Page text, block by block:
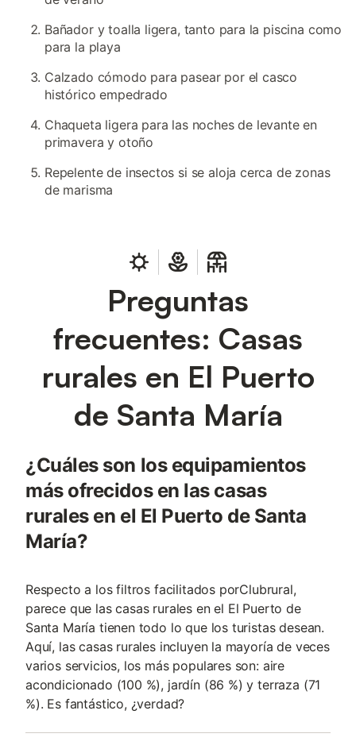
Bañador y toalla ligera, tanto para la piscina como
para la playa
Calzado cómodo para pasear por el casco
histórico empedrado
Chaqueta ligera para las noches de levante en
primavera y otoño
Repelente de insectos si se aloja cerca de zonas
de marisma
Preguntas
frecuentes: Casas
rurales en El Puerto
de Santa María
¿Cuáles son los equipamientos
más ofrecidos en las casas
rurales en el El Puerto de Santa
María?
Respecto a los filtros facilitados porClubrural,
parece que las casas rurales en el El Puerto de
Santa María tienen todo lo que los turistas desean.
Aquí, las casas rurales incluyen la mayoría de veces
varios servicios, los más populares son: aire
acondicionado (100 %), jardín (86 %) y terraza (71
%). Es fantástico, ¿verdad?